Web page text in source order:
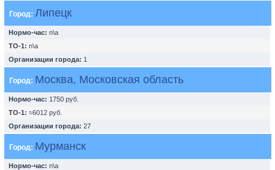
Город: Липецк
Нормо-час: n\a
ТО-1: n\a
Организации города: 1
Город: Москва, Московская область
Нормо-час: 1750 руб.
ТО-1: ≈6012 руб.
Организации города: 27
Город: Мурманск
Нормо-час: n\a